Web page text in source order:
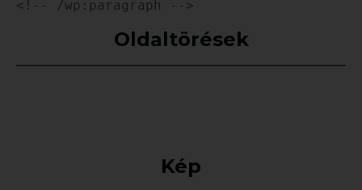
<!-- /wp:paragraph -->
Oldaltörések
Kép